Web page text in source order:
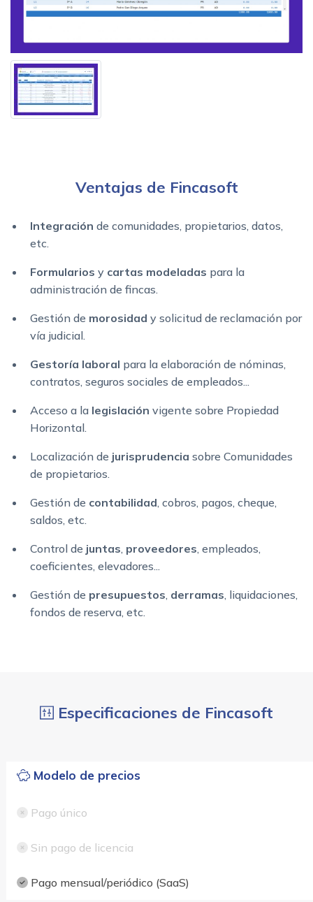
Ventajas de Fincasoft
Integración de comunidades, propietarios, datos,
etc.
Formularios y cartas modeladas para la
administración de fincas.
Gestión de morosidad y solicitud de reclamación por
vía judicial.
Gestoría laboral para la elaboración de nóminas,
contratos, seguros sociales de empleados...
Acceso a la legislación vigente sobre Propiedad
Horizontal.
Localización de jurisprudencia sobre Comunidades
de propietarios.
Gestión de contabilidad, cobros, pagos, cheque,
saldos, etc.
Control de juntas, proveedores, empleados,
coeficientes, elevadores...
Gestión de presupuestos, derramas, liquidaciones,
fondos de reserva, etc.
Especificaciones de Fincasoft
Modelo de precios
Pago único
Sin pago de licencia
Pago mensual/periódico (SaaS)